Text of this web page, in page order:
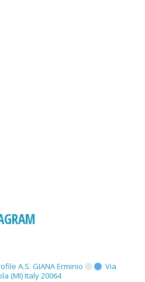
A.S. GIANA Erminio
Via
(MI) Italy 20064